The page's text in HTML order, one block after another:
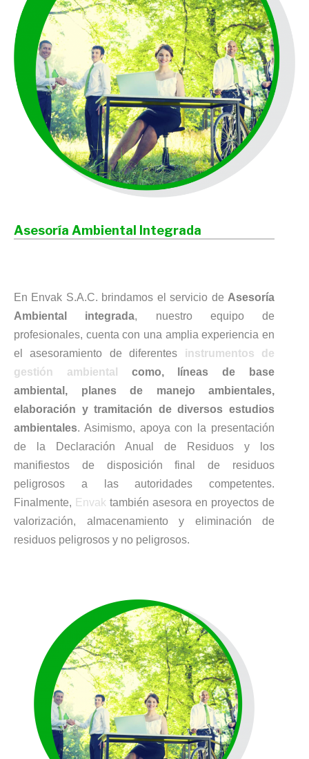
Asesoría Ambiental Integrada
En Envak S.A.C. brindamos el servicio de Asesoría
Ambiental integrada, nuestro equipo de
profesionales, cuenta con una amplia experiencia en
el asesoramiento de diferentes instrumentos de
gestión ambiental
como, líneas de base
ambiental, planes de manejo ambientales,
elaboración y tramitación de diversos estudios
ambientales. Asimismo, apoya con la presentación
de la Declaración Anual de Residuos y los
manifiestos de disposición final de residuos
peligrosos a las autoridades competentes.
Finalmente, Envak también asesora en proyectos de
valorización, almacenamiento y eliminación de
residuos peligrosos y no peligrosos.